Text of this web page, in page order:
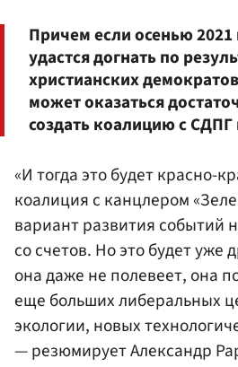
Причем если осенью
удастся догнать по
христианских
может оказаться
создать коалицию с
«И тогда это будет красно-
коалиция с канцлером
вариант развития событий
со счетов. Но это будет уже
она даже не полевеет, она
еще больших либеральных
экологии, новых
— резюмирует Александр